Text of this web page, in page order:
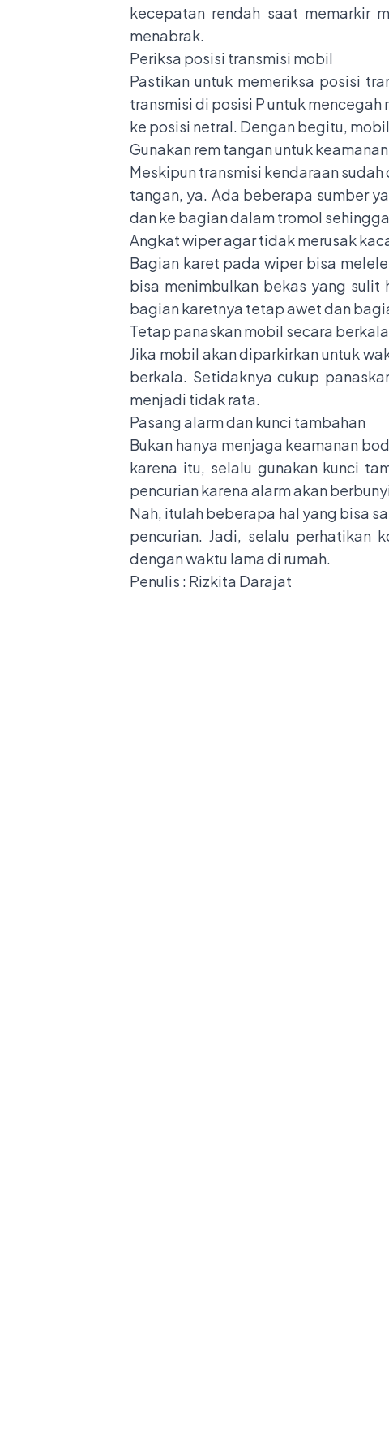
kecepatan rendah saat memarkir
menabrak.
Periksa posisi transmisi mobil
Pastikan untuk memeriksa posisi
transmisi di posisi P untuk
ke posisi netral. Dengan begitu,
Gunakan rem tangan untuk keamanan
Meskipun transmisi kendaraan
tangan, ya. Ada beberapa sumber
dan ke bagian dalam tromol
Angkat wiper agar tidak merusak
Bagian karet pada wiper bisa
bisa menimbulkan bekas yang
bagian karetnya tetap awet dan
Tetap panaskan mobil secara berkala
Jika mobil akan diparkirkan untuk
berkala. Setidaknya cukup
menjadi tidak rata.
Pasang alarm dan kunci tambahan
Bukan hanya menjaga keamanan
karena itu, selalu gunakan kunci
pencurian karena alarm akan
Nah, itulah beberapa hal yang bisa
pencurian. Jadi, selalu perhatikan
dengan waktu lama di rumah.
Penulis : Rizkita Darajat